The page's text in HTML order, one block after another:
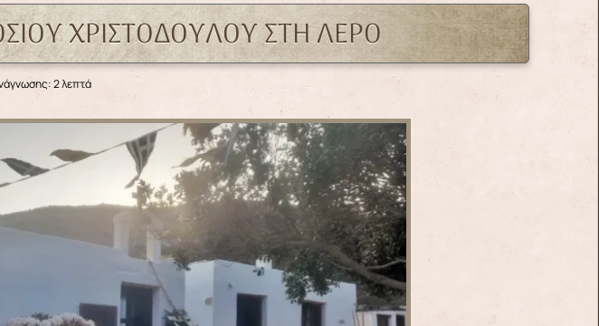
ΧΡΙΣΤΟΔΟΥΛΟΥ ΣΤΗ ΛΕΡΟ
2 λεπτά